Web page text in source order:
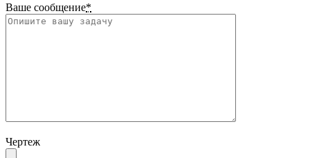
Ваше сообщение*
Чертеж